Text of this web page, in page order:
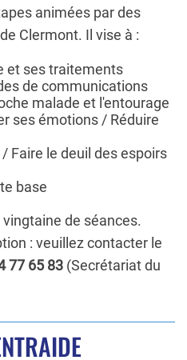
animées par des
Clermont. Il vise à :
et ses traitements
de communications
malade et l'entourage
ses émotions / Réduire
Faire le deuil des espoirs
base
de séances.
: veuillez contacter le
77 65 83 (Secrétariat du